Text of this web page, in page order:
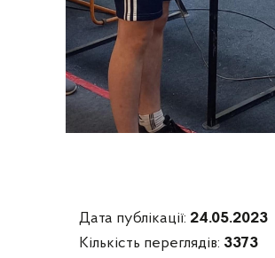
Дата публікації: 24.05.2023
Кількість переглядів: 3373